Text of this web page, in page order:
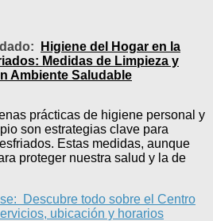
Higiene del Hogar en la
Medidas de Limpieza y
Ambiente Saludable
prácticas de higiene personal y
son estrategias clave para
Estas medidas, aunque
proteger nuestra salud y la de
Descubre todo sobre el Centro
ubicación y horarios